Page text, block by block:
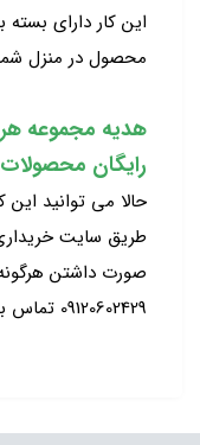
این کار دارای
محصول در منزل
هدیه مجموعه
رایگان
حالا می توانید این
طریق سایت خریداری
صورت داشتن
09120602429 تماس بگیرید.